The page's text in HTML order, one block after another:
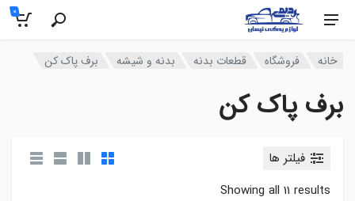
0
خانه فروشگاه قطعات بدنه بدنه و شیشه برف پاک کن
برف پاک کن
فیلتر ها
Showing all 11 results